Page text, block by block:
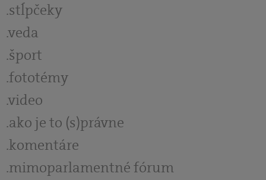
stĺpčeky
veda
šport
fototémy
video
ako je to (s)právne
komentáre
mimoparlamentné fórum